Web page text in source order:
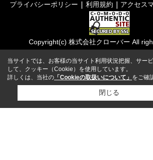
プライバシーポリシー 利用規約 アクセス
Copyright(c) 株式会社クローバー All
当サイトでは、お客様の当サイト利用状況把握、サー
して、クッキー（Cookie）を使用しています。
詳しくは、当社の 「Cookieの取扱いについて」 をご確
閉じる